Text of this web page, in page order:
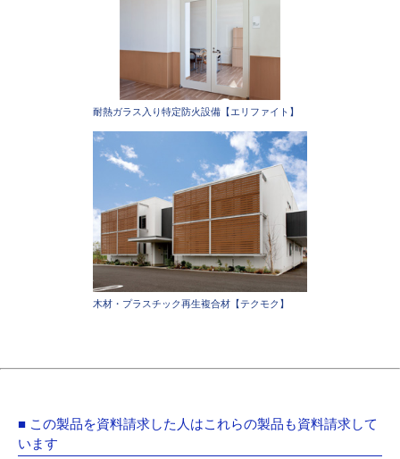
耐熱ガラス入り特定防火設備【エリファイト】
木材・プラスチック再生複合材【テクモク】
■ この製品を資料請求した人はこれらの製品も資料請求して
います